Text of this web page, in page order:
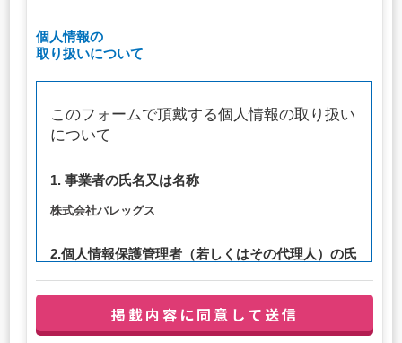
個人情報の
取り扱いについて
このフォームで頂戴する個人情報の取り扱い
について
1. 事業者の氏名又は名称
株式会社バレッグス
2.個人情報保護管理者（若しくはその代理人）の氏
連絡先：privacy@balleggs.co.jp